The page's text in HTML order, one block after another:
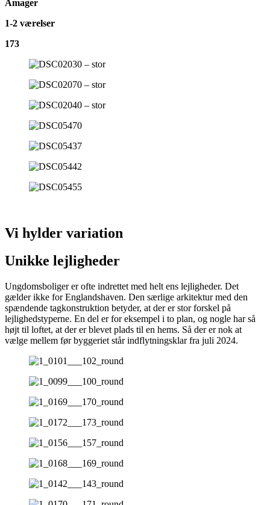
Amager
1-2 værelser
173
Vi hylder variation
Unikke lejligheder
Ungdomsboliger er ofte indrettet med helt ens lejligheder. Det
gælder ikke for Englandshaven. Den særlige arkitektur med den
spændende tagkonstruktion betyder, at der er stor forskel på
lejlighedstyperne. En del er for eksempel i to plan, og nogle har så
højt til loftet, at der er blevet plads til en hems. Så der er nok at
vælge mellem før byggeriet står indflytningsklar fra juli 2024.